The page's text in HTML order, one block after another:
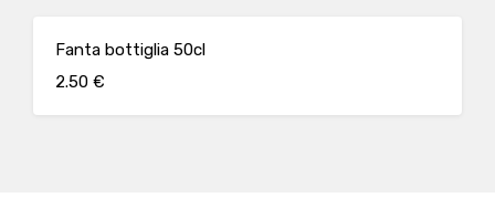
Fanta bottiglia 50cl
2.50 €